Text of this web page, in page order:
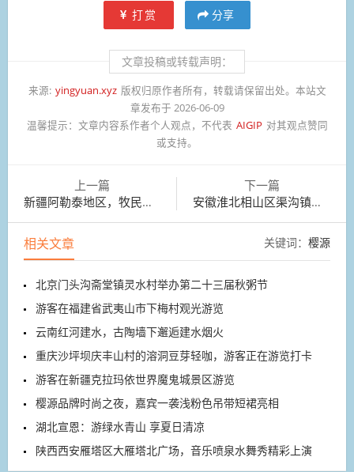
打赏 分享
文章投稿或转载声明：
来源: yingyuan.xyz 版权归原作者所有，转载请保留出处。本站文
章发布于 2026-06-09
温馨提示： 文章内容系作者个人观点，不代表 AIGIP 对其观点赞同
或支持。
上一篇
新疆阿勒泰地区，牧民正赶着牲畜前往深山夏牧场。
下一篇
安徽淮北相山区渠沟镇张楼村300余亩油葵花盛开
相关文章 关键词： 樱源
北京门头沟斋堂镇灵水村举办第二十三届秋粥节
游客在福建省武夷山市下梅村观光游览
云南红河建水，古陶墙下邂逅建水烟火
重庆沙坪坝庆丰山村的溶洞豆芽轻咖，游客正在游览打卡
游客在新疆克拉玛依世界魔鬼城景区游览
樱源品牌时尚之夜，嘉宾一袭浅粉色吊带短裙亮相
湖北宣恩：游绿水青山 享夏日清凉
陕西西安雁塔区大雁塔北广场，音乐喷泉水舞秀精彩上演